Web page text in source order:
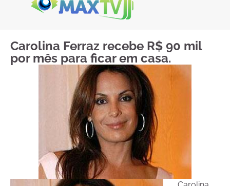
Carolina Ferraz recebe R$ 90 mil
por mês para ficar em casa.